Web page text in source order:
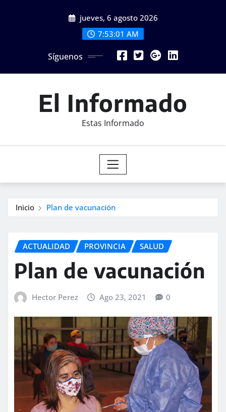
jueves, 6 agosto 2026
7:53:03 AM
Síguenos
El Informado
Estas Informado
Inicio Plan de vacunación
ACTUALIDAD PROVINCIA SALUD
Plan de vacunación
Hector Perez Ago 23, 2021 0